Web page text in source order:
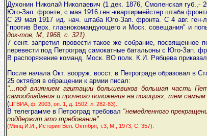
Духонин Николай Николаевич (1 дек. 1876, Смоленская
Юго-Зап. фронте, с мая 1916 ген.-квартирмейстер штаба
С 29 мая 1917 ид. нач. штаба Юго-Зап. фронта. С 4 авг. ген-
"против Верх. главнокомандующего и Моск. совещания" и
док-тов, М„ 1968, с. 321).
7 сент. запретил провести такое же собрание,
перевести под Петроград самокатные батальоны с Юго-Зап.
В распоряжение команд. Моск. ВО полк. К.И. Рябцева
После начала Окт. вооруж. восст. в Петрограде образовал в
25 октября в обращении к армии писал:
"...под влиянием агитации большевиков большая часть
самообладания и прочного положения на позициях, тем
( ЦГВИА, ф. 2003, оп. 1, д. 1502, л. 282-83).
В телеграмме в Петроград требовал "немедленного
поддержит это требование"
(Минц И.И., История Вел. Октября, т.3, М., 1973, С. 357).